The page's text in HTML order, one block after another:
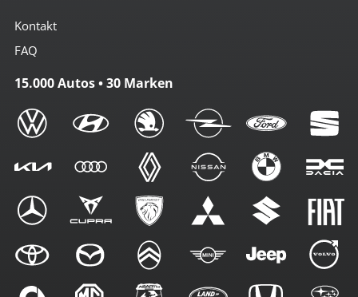
Kontakt
FAQ
15.000 Autos • 30 Marken